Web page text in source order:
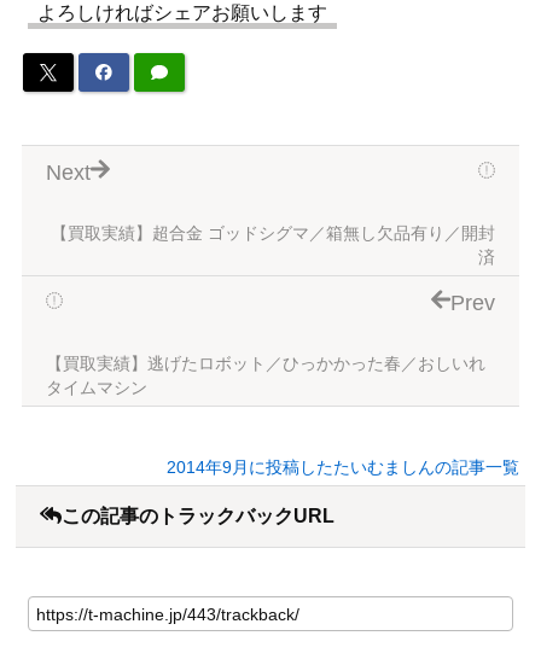
よろしければシェアお願いします
【買取実績】超合金 ゴッドシグマ／箱無し欠品有り／開封
済
Next
【買取実績】逃げたロボット／ひっかかった春／おしいれ
タイムマシン
Prev
2014年9月に投稿したたいむましんの記事一覧
この記事のトラックバックURL